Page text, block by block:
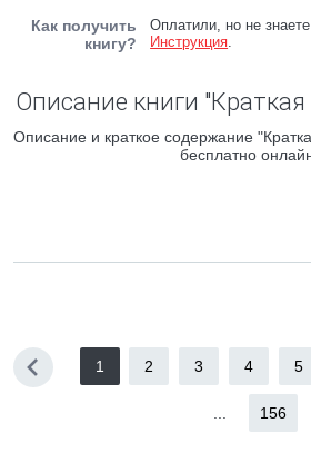
Как получить
книгу?
Оплатили, но не
Инструкция.
Описание книги
Описание и краткое содержание
бесплатно
1 2 3 4 5
156